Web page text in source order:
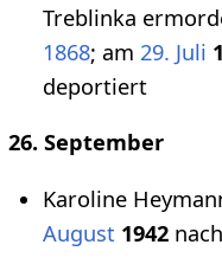
Treblinka
1868; am 29. Juli
deportiert
26. September
Karoline
August 1942